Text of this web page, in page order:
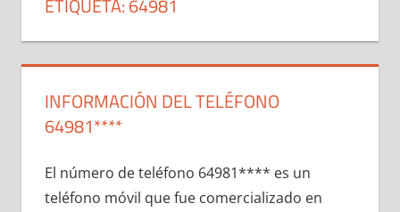
INFORMACIÓN DEL TELÉFONO
64981****
El número dе teléfono 64981**** es un
teléfono móvil quе fue comercializado en